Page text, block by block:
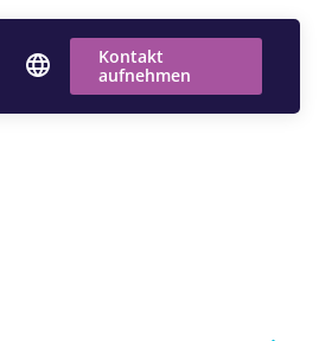
Kontakt
aufnehmen